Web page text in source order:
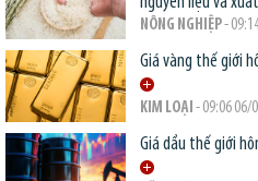
NÔNG NGHIỆP-
Giá vàng thế giới
KIM LOẠI - 09:06 06/
Giá dầu thế giới